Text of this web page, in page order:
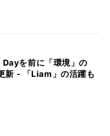
を前に「環境」の
新 - 「Liam」の活躍も